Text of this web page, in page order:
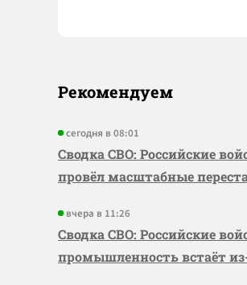
Рекомендуем
сегодня в 08:01
Сводка СВО: Российские
провёл масштабные
вчера в 11:26
Сводка СВО: Российские
промышленность встаёт